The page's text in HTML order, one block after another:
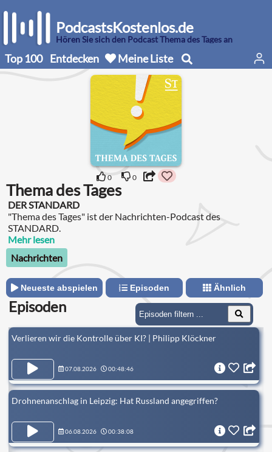
PodcastsKostenlos.de
Hören Sie sich den Podcast Thema des Tages an
Top 100 Entdecken Meine Liste
0 0
Thema des Tages
DER STANDARD
"Thema des Tages" ist der Nachrichten-Podcast des
STANDARD.
Mehr lesen
Nachrichten
Neueste abspielen Episoden Ähnlich
Episoden
Verlieren wir die Kontrolle über KI? | Philipp Klöckner
07.08.2026 00:48:46
Drohnenanschlag in Leipzig: Hat Russland angegriffen?
06.08.2026 00:38:08